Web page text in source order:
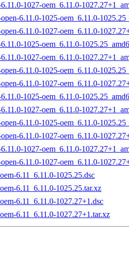
1027-oem_6.11.0-
6.11.0-1025-oem_6.11.0-
6.11.0-1027-oem_6.11.0-
1025-oem_6.11.0-
1027-oem_6.11.0-
6.11.0-1025-oem_6.11.0-
6.11.0-1027-oem_6.11.0-
1025-oem_6.11.0-
1027-oem_6.11.0-
6.11.0-1025-oem_6.11.0-
6.11.0-1027-oem_6.11.0-
1027-oem_6.11.0-
6.11.0-1027-oem_6.11.0-
6.11_6.11.0-1025.25.dsc
6.11_6.11.0-1025.25.tar.xz
6.11_6.11.0-1027.27+1.dsc
6.11_6.11.0-1027.27+1.tar.xz